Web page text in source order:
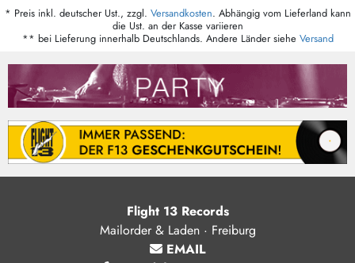
* Preis inkl. deutscher Ust., zzgl. Versandkosten. Abhängig vom Lieferland kann
die Ust. an der Kasse variieren
** bei Lieferung innerhalb Deutschlands. Andere Länder siehe Versand
Flight 13 Records
Mailorder & Laden · Freiburg
EMAIL